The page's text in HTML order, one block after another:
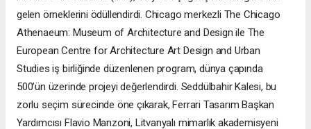
gelen örneklerini ödüllendirdi. Chicago merkezli The Chicago
Athenaeum: Museum of Architecture and Design ile The
European Centre for Architecture Art Design and Urban
Studies iş birliğinde düzenlenen program, dünya çapında
500’ün üzerinde projeyi değerlendirdi. Seddülbahir Kalesi, bu
zorlu seçim sürecinde öne çıkarak, Ferrari Tasarım Başkan
Yardımcısı Flavio Manzoni, Litvanyalı mimarlık akademisyeni